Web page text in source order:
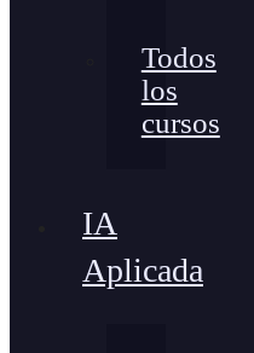
Todos
los
cursos
IA
Aplicada